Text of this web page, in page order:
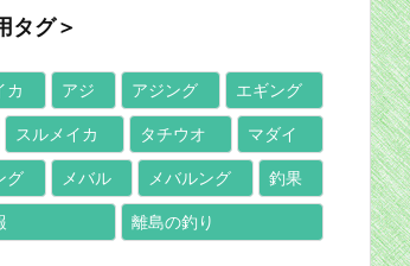
タグ＞
カ アジ アジング
エギング
スルメイカ タチウオ
マダイ
グ
メバル メバルング
釣果
離島の釣り